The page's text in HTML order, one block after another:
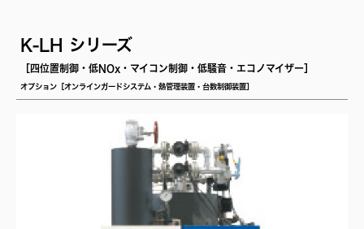
K-LH シリーズ
［四位置制御・低NOx・マイコン制御・低騒音・エコノマイザー］
オプション［オンラインガードシステム・熱管理装置・台数制御装置］